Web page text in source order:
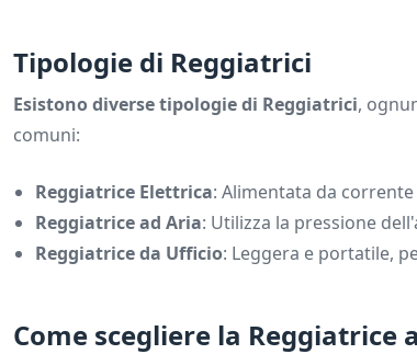
Tipologie di Reggiatrici
Esistono diverse tipologie di Reggiatrici,
comuni:
Reggiatrice Elettrica: Alimentata da
Reggiatrice ad Aria: Utilizza la pressione
Reggiatrice da Ufficio: Leggera e portatile,
Come scegliere la Reggiatrice